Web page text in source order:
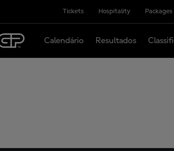
Tickets Hospitality Packages
Calendário Resultados